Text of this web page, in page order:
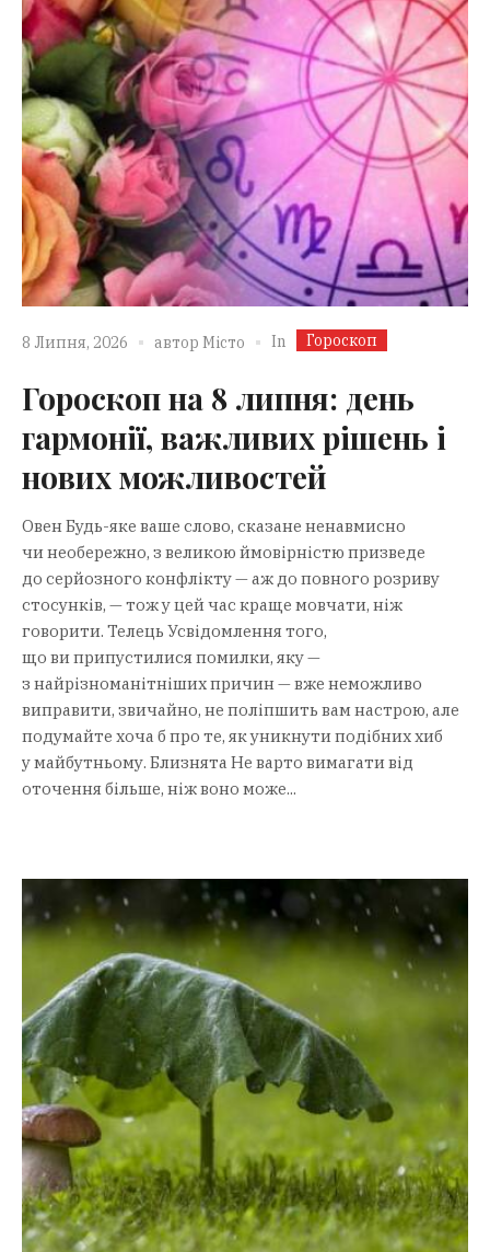
8 Липня, 2026 автор Місто In Гороскоп
Гороскоп на 8 липня: день
гармонії, важливих рішень і
нових можливостей
Овен Будь-яке ваше слово, сказане ненавмисно
чи необережно, з великою ймовірністю призведе
до серйозного конфлікту — аж до повного розриву
стосунків, — тож у цей час краще мовчати, ніж
говорити. Телець Усвідомлення того,
що ви припустилися помилки, яку —
з найрізноманітніших причин — вже неможливо
виправити, звичайно, не поліпшить вам настрою, але
подумайте хоча б про те, як уникнути подібних хиб
у майбутньому. Близнята Не варто вимагати від
оточення більше, ніж воно може...